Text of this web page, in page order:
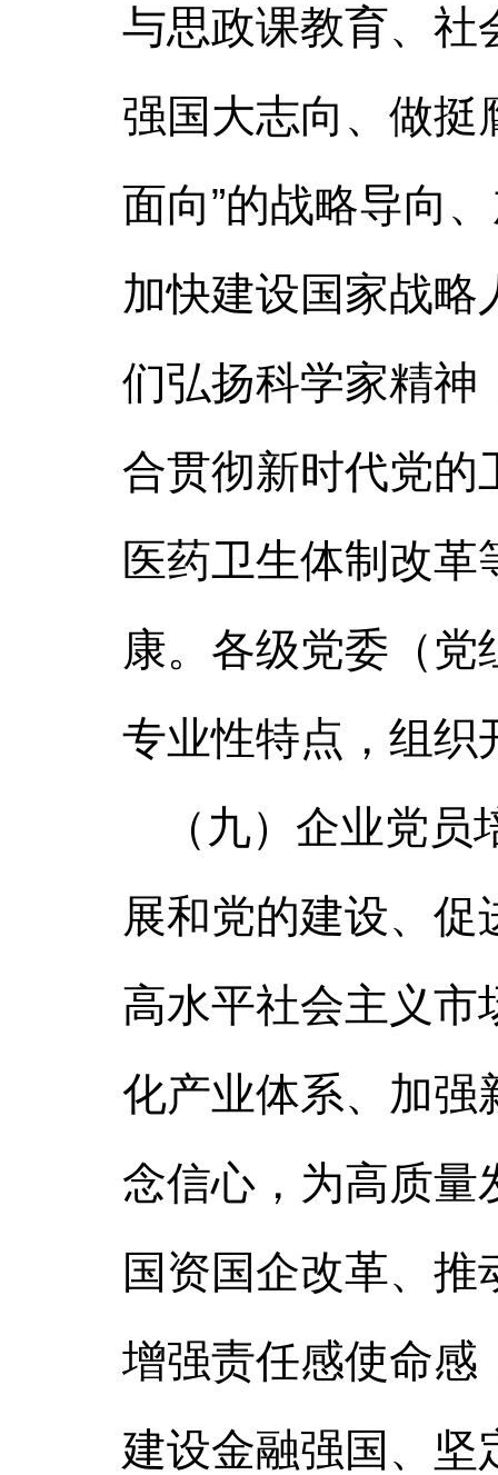
与思政课教育、社
强国大志向、做挺
面向”的战略导向
加快建设国家战略
们弘扬科学家精神
合贯彻新时代党的
医药卫生体制改
康。各级党委（
专业性特点，组织
（九）企业党
展和党的建设、
高水平社会主义市
化产业体系、加强
念信心，为高质量
国资国企改革、
增强责任感使命感
建设金融强国、坚